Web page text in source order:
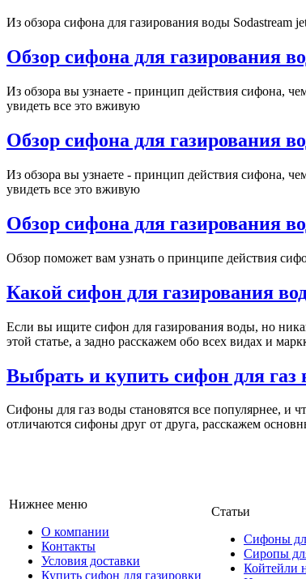
Из обзора сифона для газирования воды Sodastream
Обзор сифона для газирования
Из обзора вы узнаете - принцип действия сифона,
увидеть все это вживую
Обзор сифона для газирования
Из обзора вы узнаете - принцип действия сифона,
увидеть все это вживую
Обзор сифона для газирования
Обзор поможет вам узнать о принципе действия
Какой сифон для газирования
Если вы ищите сифон для газирования воды, но
этой статье, а задно расскажем обо всех видах и
Выбрать и купить сифон для газ
Сифоны для газ воды становятся все популярнее, и
отличаются сифоны друг от друга, расскажем
Нижнее меню
О компании
Контакты
Условия доставки
Купить сифон для газировки
Статьи
Сифоны
Сиропы
Койтейли